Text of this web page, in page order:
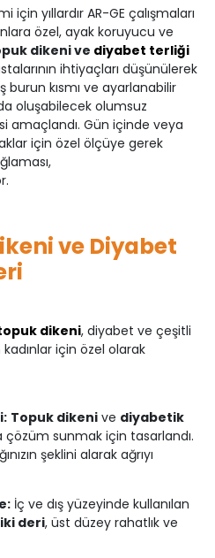
için yıllardır AR-GE çalışmaları
özel, ayak koruyucu ve
dikeni ve diyabet terliği
ihtiyaçları düşünülerek
kısmı ve ayarlanabilir
oluşabilecek olumsuz
amaçlandı. Gün içinde veya
için özel ölçüye gerek
ve Diyabet
dikeni, diyabet ve çeşitli
kadınlar için özel olarak
Topuk dikenive diyabetik
çözüm sunmak için tasarlandı.
şeklini alarak ağrıyı
İç ve dış yüzeyinde kullanılan
deri, üst düzey rahatlık ve